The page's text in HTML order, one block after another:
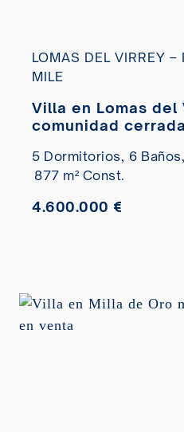
LOMAS DEL VIRREY –
MILE
Villa en Lomas del
comunidad
5 Dormitorios, 6 Baños,
877 m² Const.
4.600.000 €